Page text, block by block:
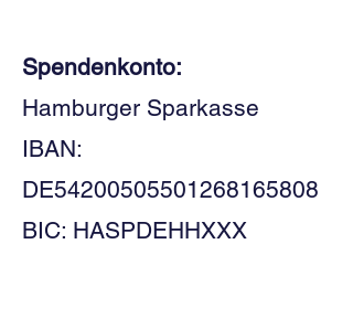
Spendenkonto:
Hamburger Sparkasse
IBAN:
DE54200505501268165808
BIC: HASPDEHHXXX